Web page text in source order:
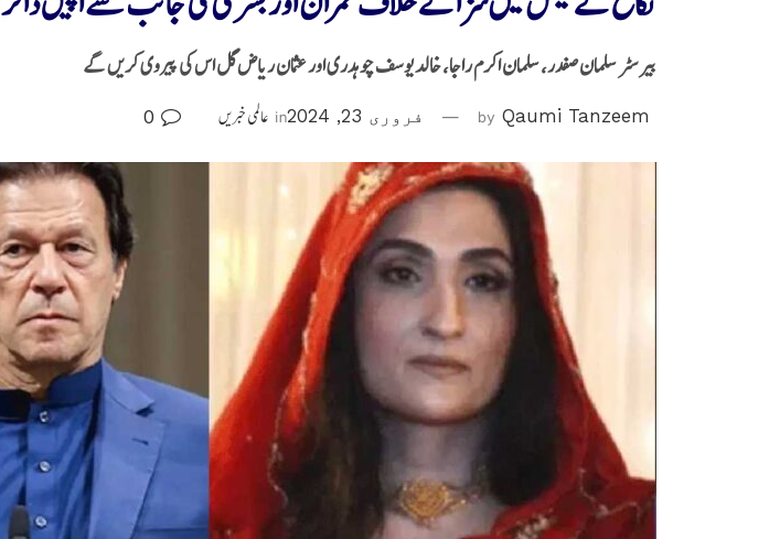
بیرسٹر سلمان صفدر، سلمان اکرم راجا، خالد یوسف چوہدری اور عثمان ریاض گل اس کی پیروی کریں گے
by Qaumi Tanzeem فروری 23, 2024 in عالمی خبریں